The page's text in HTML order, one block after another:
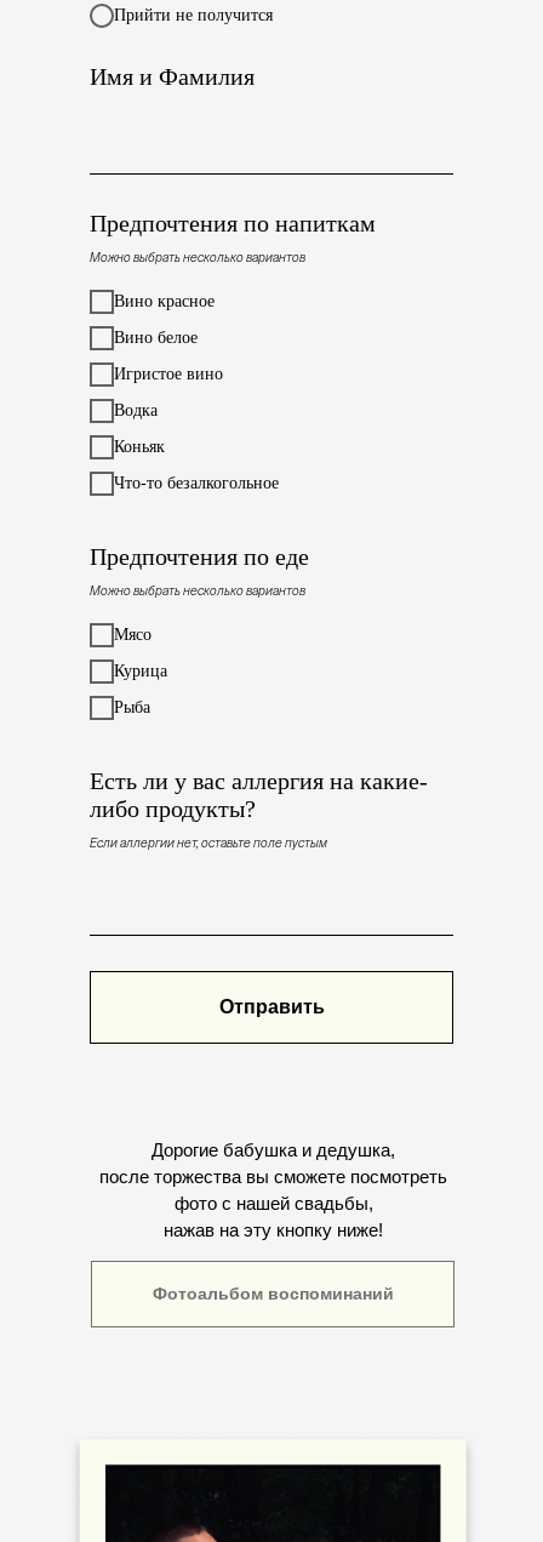
Прийти не получится
Имя и Фамилия
Предпочтения по напиткам
Можно выбрать несколько вариантов
Вино красное
Вино белое
Игристое вино
Водка
Коньяк
Что-то безалкогольное
Предпочтения по еде
Можно выбрать несколько вариантов
Мясо
Курица
Рыба
Есть ли у вас аллергия на какие-
либо продукты?
Если аллергии нет, оставьте поле пустым
Отправить
Фотоальбом воспоминаний
Дорогие бабушка и дедушка,
после торжества вы сможете посмотреть
фото с нашей свадьбы,
нажав на эту кнопку ниже!